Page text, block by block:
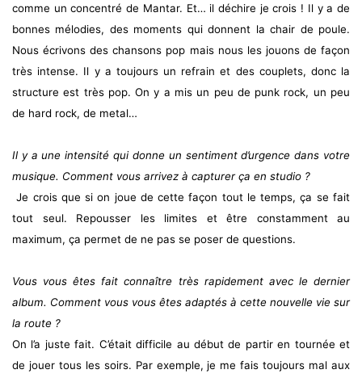
comme un concentré de Mantar. Et… il déchire je crois ! Il y a de
bonnes mélodies, des moments qui donnent la chair de poule.
Nous écrivons des chansons pop mais nous les jouons de façon
très intense. Il y a toujours un refrain et des couplets, donc la
structure est très pop. On y a mis un peu de punk rock, un peu
de hard rock, de metal…
Il y a une intensité qui donne un sentiment d’urgence dans votre
musique. Comment vous arrivez à capturer ça en studio ?
Je crois que si on joue de cette façon tout le temps, ça se fait
tout seul. Repousser les limites et être constamment au
maximum, ça permet de ne pas se poser de questions.
Vous vous êtes fait connaître très rapidement avec le dernier
album. Comment vous vous êtes adaptés à cette nouvelle vie sur
la route ?
On l’a juste fait. C’était difficile au début de partir en tournée et
de jouer tous les soirs. Par exemple, je me fais toujours mal aux